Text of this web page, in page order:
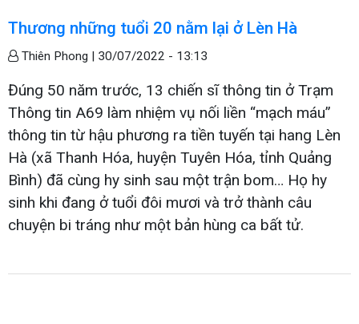
Thương những tuổi 20 nằm lại ở Lèn Hà
Thiên Phong | 30/07/2022 - 13:13
Đúng 50 năm trước, 13 chiến sĩ thông tin ở Trạm
Thông tin A69 làm nhiệm vụ nối liền “mạch máu”
thông tin từ hậu phương ra tiền tuyến tại hang Lèn
Hà (xã Thanh Hóa, huyện Tuyên Hóa, tỉnh Quảng
Bình) đã cùng hy sinh sau một trận bom… Họ hy
sinh khi đang ở tuổi đôi mươi và trở thành câu
chuyện bi tráng như một bản hùng ca bất tử.